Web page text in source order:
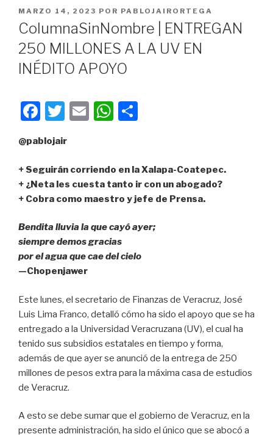
PUBLICADO
EN
MARZO 14, 2023 POR PABLOJAIRORTEGA
ColumnaSinNombre | ENTREGAN
250 MILLONES A LA UV EN
INÉDITO APOYO
F
c
e
b
o
o
k
T
tt
er
E
W
s
A
p
p
p
ar
tir
@pablojair
+ Seguirán corriendo en la Xalapa-Coatepec.
+ ¿Neta les cuesta tanto ir con un abogado?
+ Cobra como maestro y jefe de Prensa.
Bendita lluvia la que cayó ayer;
siempre demos gracias
por el agua que cae del cielo
—Chopenjawer
Este lunes, el secretario de Finanzas de Veracruz, José
Luis Lima Franco, detalló cómo ha sido el apoyo que se ha
entregado a la Universidad Veracruzana (UV), el cual ha
tenido sus subsidios estatales en tiempo y forma,
además de que ayer se anunció de la entrega de 250
millones de pesos extra para la máxima casa de estudios
de Veracruz.
A esto se debe sumar que el gobierno de Veracruz, en la
presente administración, ha sido el único que se abocó a